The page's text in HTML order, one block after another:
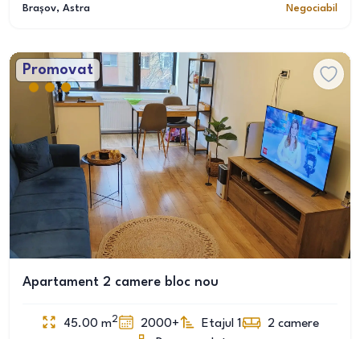
Brașov, Astra Negociabil
Promovat
Apartament 2 camere bloc nou
45.00 m2 2000+ Etajul 1 2 camere